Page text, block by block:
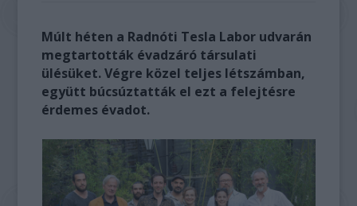
Múlt héten a Radnóti Tesla Labor udvarán
megtartották évadzáró társulati
ülésüket. Végre közel teljes létszámban,
együtt búcsúztatták el ezt a felejtésre
érdemes évadot.